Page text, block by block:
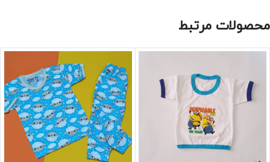
محصولات مرتبط